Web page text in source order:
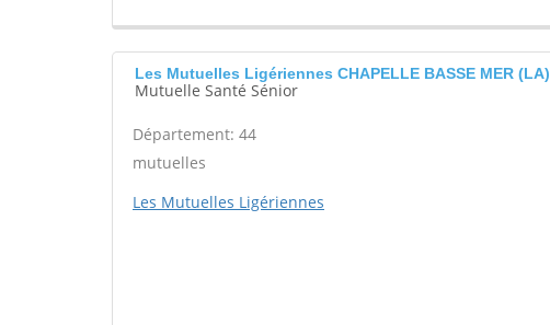
Les Mutuelles Ligériennes CHAPELLE BASSE MER (LA)
Mutuelle Santé Sénior
Département: 44
mutuelles
Les Mutuelles Ligériennes